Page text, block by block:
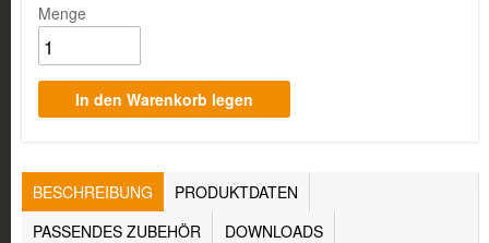
Menge
TABS
BESCHREIBUNG (AKTIVER
REITER)
PRODUKTDATEN
PASSENDES ZUBEHÖR
DOWNLOADS